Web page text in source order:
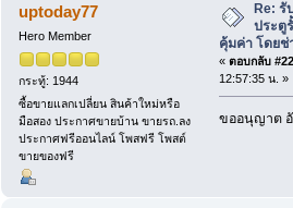
uptoday77
Hero Member
กระทู้: 1944
ซื้อขายแลกเปลี่ยน สินค้าใหม่หรือ
มือสอง ประกาศขายบ้าน ขายรถ.ลง
ประกาศฟรีออนไลน์ โพสฟรี โพสต์
ขายของฟรี
Re:
ประตู
คุ้มค่า โดยช่
« ตอบกลับ
12:57:35 น. »
ขออนุญาต